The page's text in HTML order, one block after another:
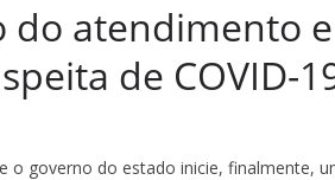
atendimento
de COVID-
o governo do estado inicie, finalmente,